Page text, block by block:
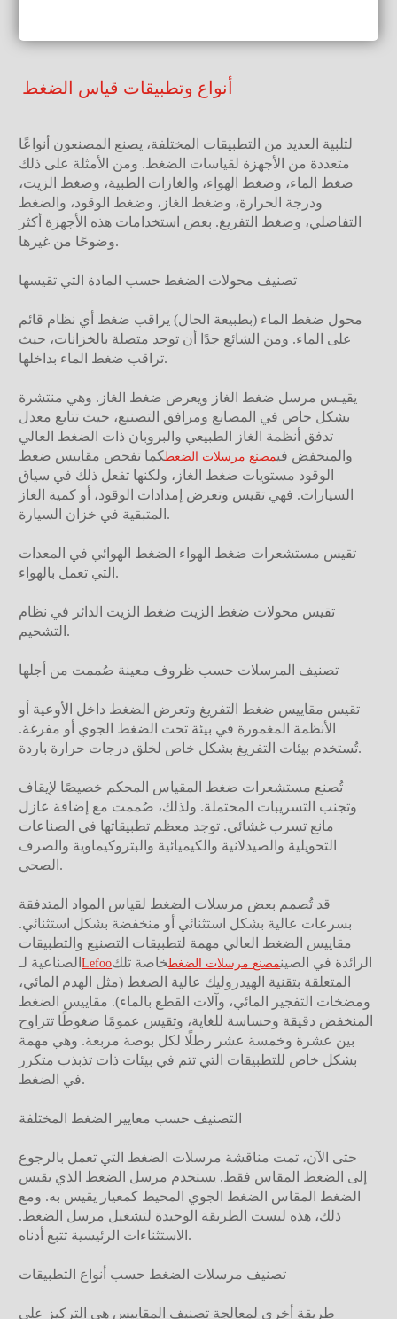
أنواع وتطبيقات قياس الضغط
لتلبية العديد من التطبيقات المختلفة، يصنع المصنعون أنواعًا
متعددة من الأجهزة لقياسات الضغط. ومن الأمثلة على ذلك
ضغط الماء، وضغط الهواء، والغازات الطبية، وضغط الزيت،
ودرجة الحرارة، وضغط الغاز، وضغط الوقود، والضغط
التفاضلي، وضغط التفريغ. بعض استخدامات هذه الأجهزة أكثر
وضوحًا من غيرها.
تصنيف محولات الضغط حسب المادة التي تقيسها
محول ضغط الماء (بطبيعة الحال) يراقب ضغط أي نظام قائم
على الماء. ومن الشائع جدًا أن توجد متصلة بالخزانات، حيث
تراقب ضغط الماء بداخلها.
يقيـس مرسل ضغط الغاز ويعرض ضغط الغاز. وهي منتشرة
بشكل خاص في المصانع ومرافق التصنيع، حيث تتابع معدل
تدفق أنظمة الغاز الطبيعي والبروبان ذات الضغط العالي
والمنخفض فيمصنع مرسلات الضغطكما تفحص مقاييس ضغط
الوقود مستويات ضغط الغاز، ولكنها تفعل ذلك في سياق
السيارات. فهي تقيس وتعرض إمدادات الوقود، أو كمية الغاز
المتبقية في خزان السيارة.
تقيس مستشعرات ضغط الهواء الضغط الهوائي في المعدات
التي تعمل بالهواء.
تقيس محولات ضغط الزيت ضغط الزيت الدائر في نظام
التشحيم.
تصنيف المرسلات حسب ظروف معينة صُممت من أجلها
تقيس مقاييس ضغط التفريغ وتعرض الضغط داخل الأوعية أو
الأنظمة المغمورة في بيئة تحت الضغط الجوي أو مفرغة.
تُستخدم بيئات التفريغ بشكل خاص لخلق درجات حرارة باردة.
تُصنع مستشعرات ضغط المقياس المحكم خصيصًا لإيقاف
وتجنب التسريبات المحتملة. ولذلك، صُممت مع إضافة عازل
مانع تسرب غشائي. توجد معظم تطبيقاتها في الصناعات
التحويلية والصيدلانية والكيميائية والبتروكيماوية والصرف
الصحي.
قد تُصمم بعض مرسلات الضغط لقياس المواد المتدفقة
بسرعات عالية بشكل استثنائي أو منخفضة بشكل استثنائي.
مقاييس الضغط العالي مهمة لتطبيقات التصنيع والتطبيقات
الصناعية لـLefoo الرائدة في الصينمصنع مرسلات الضغطخاصة تلك
المتعلقة بتقنية الهيدروليك عالية الضغط (مثل الهدم المائي،
ومضخات التفجير المائي، وآلات القطع بالماء). مقاييس الضغط
المنخفض دقيقة وحساسة للغاية، وتقيس عمومًا ضغوطًا تتراوح
بين عشرة وخمسة عشر رطلًا لكل بوصة مربعة. وهي مهمة
بشكل خاص للتطبيقات التي تتم في بيئات ذات تذبذب متكرر
في الضغط.
التصنيف حسب معايير الضغط المختلفة
حتى الآن، تمت مناقشة مرسلات الضغط التي تعمل بالرجوع
إلى الضغط المقاس فقط. يستخدم مرسل الضغط الذي يقيس
الضغط المقاس الضغط الجوي المحيط كمعيار يقيس به. ومع
ذلك، هذه ليست الطريقة الوحيدة لتشغيل مرسل الضغط.
الاستثناءات الرئيسية تتبع أدناه.
تصنيف مرسلات الضغط حسب أنواع التطبيقات
طريقة أخرى لمعالجة تصنيف المقاييس هي التركيز على